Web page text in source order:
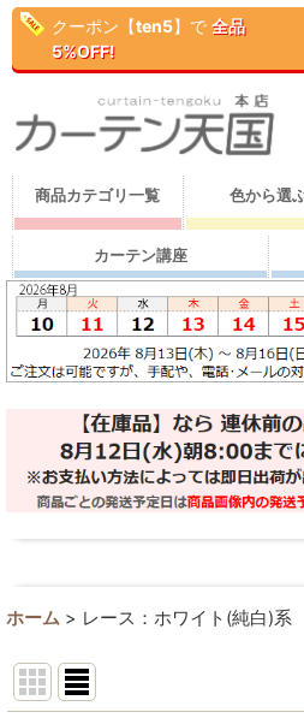
クーポン【ten5】で 全品
5%OFF!
商品カテゴリ一覧 色から選
カーテン講座
ホーム > レース：ホワイト(純白)系